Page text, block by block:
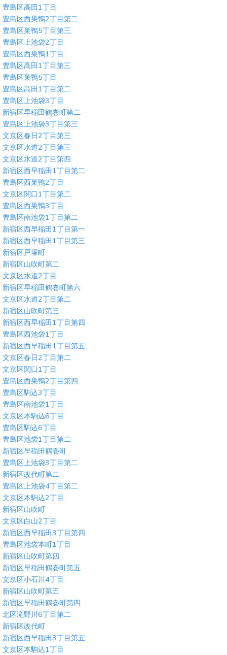
豊島区高田1丁目
豊島区西巣鴨2丁目第二
豊島区巣鴨5丁目第三
豊島区上池袋2丁目
豊島区西巣鴨1丁目
豊島区高田1丁目第三
豊島区巣鴨5丁目
豊島区高田1丁目第二
豊島区上池袋3丁目
新宿区早稲田鶴巻町第二
豊島区上池袋3丁目第三
文京区春日2丁目第三
文京区水道2丁目第三
文京区水道2丁目第四
新宿区西早稲田1丁目第二
豊島区西巣鴨2丁目
文京区関口1丁目第二
豊島区西巣鴨3丁目
豊島区南池袋1丁目第二
新宿区西早稲田1丁目第一
新宿区西早稲田1丁目第三
新宿区戸塚町
新宿区山吹町第二
文京区水道2丁目
新宿区早稲田鶴巻町第六
文京区水道2丁目第二
新宿区山吹町第三
新宿区西早稲田1丁目第四
豊島区西池袋1丁目
新宿区西早稲田1丁目第五
文京区春日2丁目第二
文京区関口1丁目
豊島区西巣鴨2丁目第四
豊島区駒込3丁目
豊島区南池袋1丁目
文京区本駒込6丁目
豊島区駒込6丁目
豊島区池袋1丁目第二
新宿区早稲田鶴巻町
豊島区上池袋3丁目第二
新宿区改代町第二
豊島区上池袋4丁目第二
文京区本駒込2丁目
新宿区山吹町
文京区白山2丁目
新宿区西早稲田3丁目第四
豊島区池袋本町1丁目
新宿区山吹町第四
新宿区早稲田鶴巻町第五
文京区小石川4丁目
新宿区山吹町第五
新宿区早稲田鶴巻町第四
北区滝野川6丁目第二
新宿区改代町
新宿区西早稲田3丁目第五
文京区本駒込1丁目